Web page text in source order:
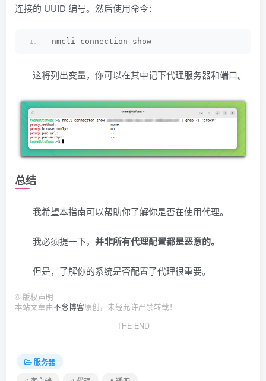
连接的 UUID 编号。然后使用命令：
nmcli connection show
这将列出变量，你可以在其中记下代理服务器和端口。
总结
我希望本指南可以帮助你了解你是否在使用代理。
我必须提一下， 并非所有代理配置都是恶意的。
但是，了解你的系统是否配置了代理很重要。
© 版权声明
本站文章由不念博客原创，未经允许严禁转载！
THE END
服务器